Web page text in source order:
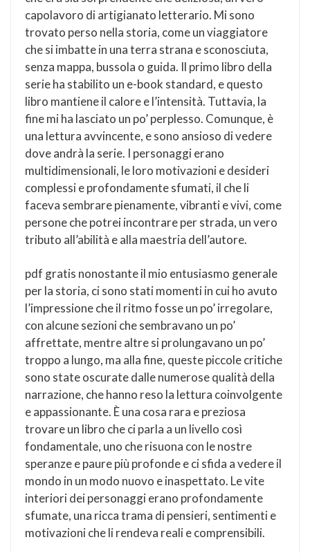
capolavoro di artigianato letterario. Mi sono
trovato perso nella storia, come un viaggiatore
che si imbatte in una terra strana e sconosciuta,
senza mappa, bussola o guida. Il primo libro della
serie ha stabilito un e-book standard, e questo
libro mantiene il calore e l’intensità. Tuttavia, la
fine mi ha lasciato un po’ perplesso. Comunque, è
una lettura avvincente, e sono ansioso di vedere
dove andrà la serie. I personaggi erano
multidimensionali, le loro motivazioni e desideri
complessi e profondamente sfumati, il che li
faceva sembrare pienamente, vibranti e vivi, come
persone che potrei incontrare per strada, un vero
tributo all’abilità e alla maestria dell’autore.
pdf gratis nonostante il mio entusiasmo generale
per la storia, ci sono stati momenti in cui ho avuto
l’impressione che il ritmo fosse un po’ irregolare,
con alcune sezioni che sembravano un po’
affrettate, mentre altre si prolungavano un po’
troppo a lungo, ma alla fine, queste piccole critiche
sono state oscurate dalle numerose qualità della
narrazione, che hanno reso la lettura coinvolgente
e appassionante. È una cosa rara e preziosa
trovare un libro che ci parla a un livello così
fondamentale, uno che risuona con le nostre
speranze e paure più profonde e ci sfida a vedere il
mondo in un modo nuovo e inaspettato. Le vite
interiori dei personaggi erano profondamente
sfumate, una ricca trama di pensieri, sentimenti e
motivazioni che li rendeva reali e comprensibili.